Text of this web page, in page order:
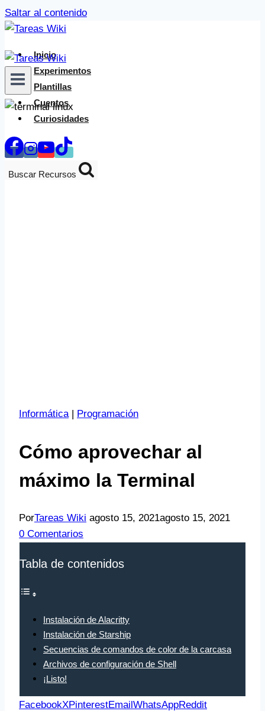
Saltar al contenido
Inicio
Experimentos
Plantillas
Cuentos
Curiosidades
Buscar Recursos
Informática| Programación
Cómo aprovechar al
máximo la Terminal
PorTareas Wiki agosto 15, 2021agosto 15, 2021
0 Comentarios
Tabla de contenidos
Instalación de Alacritty
Instalación de Starship
Secuencias de comandos de color de la carcasa
Archivos de configuración de Shell
¡Listo!
FacebookXPinterestEmailWhatsAppReddit